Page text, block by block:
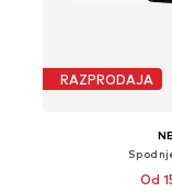
RAZPRODAJA
Od